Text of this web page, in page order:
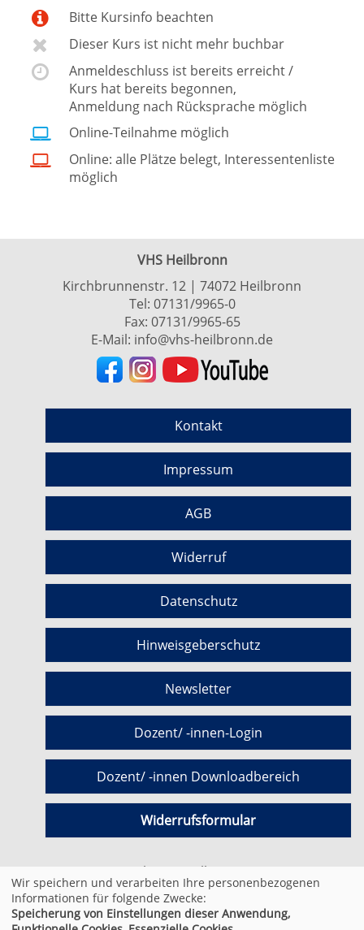
Bitte Kursinfo beachten
Dieser Kurs ist nicht mehr buchbar
Anmeldeschluss ist bereits erreicht /
Kurs hat bereits begonnen,
Anmeldung nach Rücksprache möglich
Online-Teilnahme möglich
Online: alle Plätze belegt, Interessentenliste
möglich
VHS Heilbronn
Kirchbrunnenstr. 12 | 74072 Heilbronn
Tel: 07131/9965-0
Fax: 07131/9965-65
E-Mail: info@vhs-heilbronn.de
Kontakt
Impressum
AGB
Widerruf
Datenschutz
Hinweisgeberschutz
Newsletter
Dozent/ -innen-Login
Dozent/ -innen Downloadbereich
Widerrufsformular
Cookie Einstellungen
© 2026 Kufer Software GmbH
Wir speichern und verarbeiten Ihre personenbezogenen
Informationen für folgende Zwecke:
Speicherung von Einstellungen dieser Anwendung,